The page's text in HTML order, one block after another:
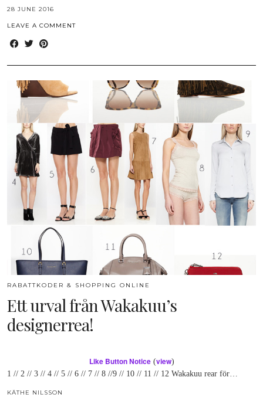
28 JUNE 2016
LEAVE A COMMENT
RABATTKODER & SHOPPING ONLINE
Ett urval från Wakakuu’s
designerrea!
Like Button Notice(view)
1 // 2 // 3 // 4 // 5 // 6 // 7 // 8 //9 // 10 // 11 // 12 Wakakuu rear för…
KÄTHE NILSSON